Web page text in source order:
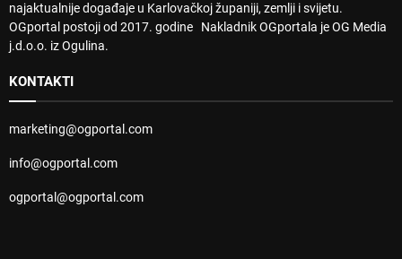
najaktualnije događaje u Karlovačkoj županiji, zemlji i svijetu.
OGportal postoji od 2017. godine Nakladnik OGportala je OG Media
j.d.o.o. iz Ogulina.
KONTAKTI
marketing@ogportal.com
info@ogportal.com
ogportal@ogportal.com